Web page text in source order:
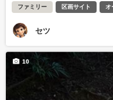
ファミリー 区画サイト オ
セツ
10